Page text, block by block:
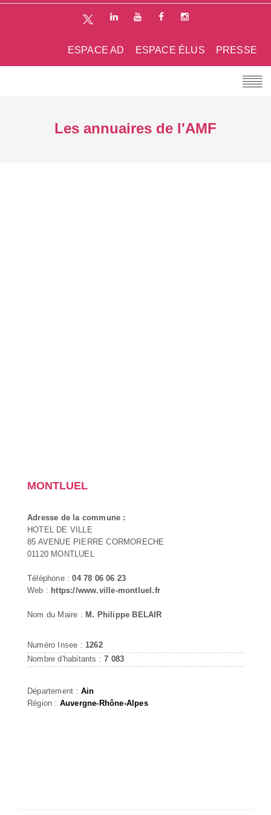
PRESSE
ESPACE ÉLUS
ESPACE AD
Les annuaires de l'AMF
MONTLUEL
Adresse de la commune :
HOTEL DE VILLE
85 AVENUE PIERRE CORMORECHE
01120 MONTLUEL
Téléphone :04 78 06 06 23
Web : https://www.ville-montluel.fr
Nom du Maire : M. Philippe BELAIR
Numéro Insee : 1262
Nombre d'habitants :7 083
Département : Ain
Région : Auvergne-Rhône-Alpes